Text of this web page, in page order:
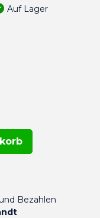
Auf Lager
Bezahlen